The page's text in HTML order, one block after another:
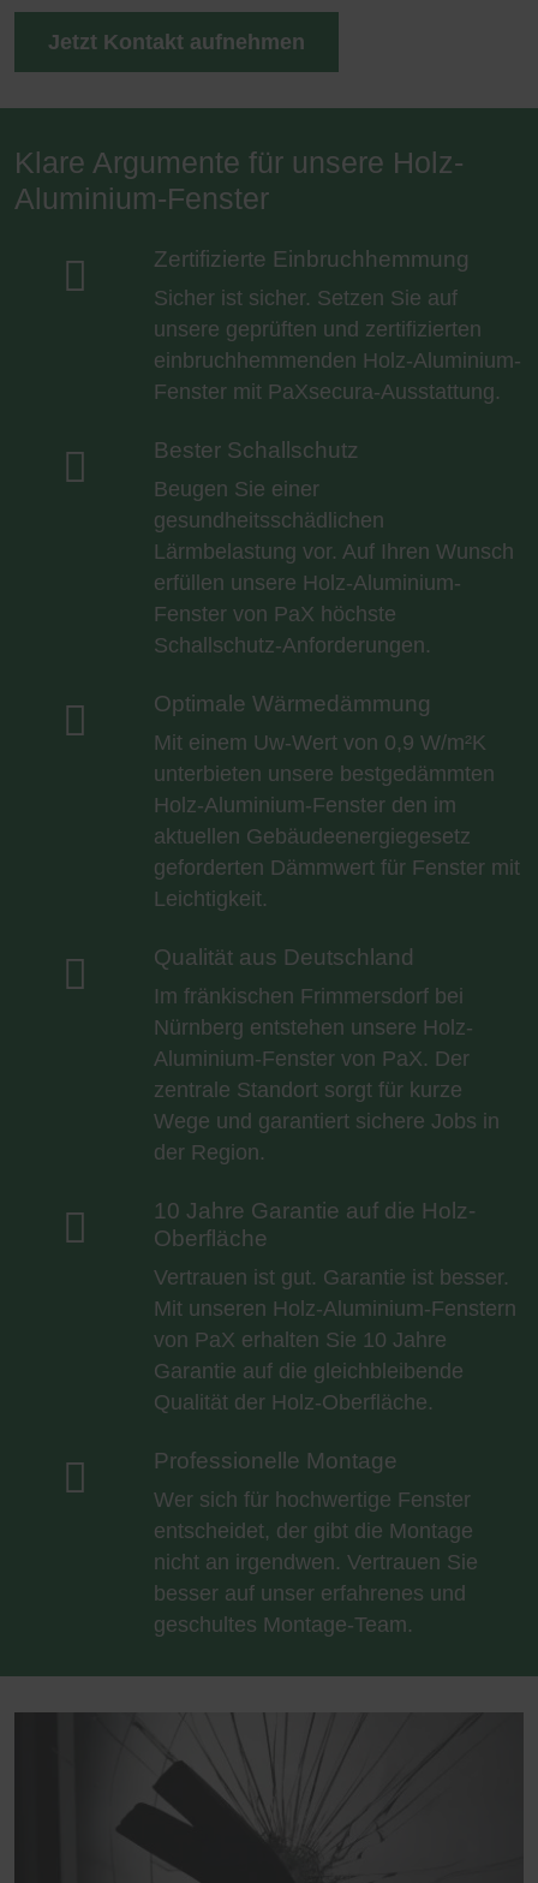
Jetzt Kontakt aufnehmen
Klare Argumente für unsere Holz-
Aluminium-Fenster
 Zertifizierte Einbruchhemmung
Sicher ist sicher. Setzen Sie auf
unsere geprüften und zertifizierten
einbruchhemmenden Holz-Aluminium-
Fenster mit PaXsecura-Ausstattung.
 Bester Schallschutz
Beugen Sie einer
gesundheitsschädlichen
Lärmbelastung vor. Auf Ihren Wunsch
erfüllen unsere Holz-Aluminium-
Fenster von PaX höchste
Schallschutz-Anforderungen.
 Optimale Wärmedämmung
Mit einem Uw-Wert von 0,9 W/m²K
unterbieten unsere bestgedämmten
Holz-Aluminium-Fenster den im
aktuellen Gebäudeenergiegesetz
geforderten Dämmwert für Fenster mit
Leichtigkeit.
 Qualität aus Deutschland
Im fränkischen Frimmersdorf bei
Nürnberg entstehen unsere Holz-
Aluminium-Fenster von PaX. Der
zentrale Standort sorgt für kurze
Wege und garantiert sichere Jobs in
der Region.

10 Jahre Garantie auf die Holz-
Oberfläche
Vertrauen ist gut. Garantie ist besser.
Mit unseren Holz-Aluminium-Fenstern
von PaX erhalten Sie 10 Jahre
Garantie auf die gleichbleibende
Qualität der Holz-Oberfläche.
 Professionelle Montage
Wer sich für hochwertige Fenster
entscheidet, der gibt die Montage
nicht an irgendwen. Vertrauen Sie
besser auf unser erfahrenes und
geschultes Montage-Team.